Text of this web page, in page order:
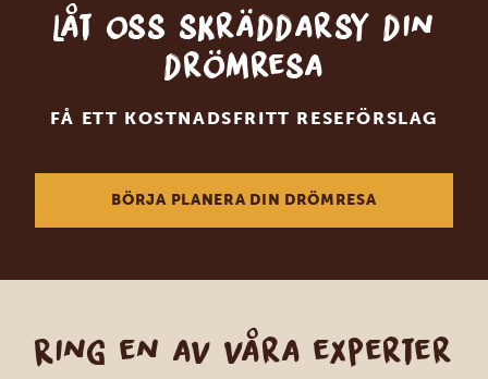
Låt oss skräddarsy din
drömresa
FÅ ETT KOSTNADSFRITT RESEFÖRSLAG
BÖRJA PLANERA DIN DRÖMRESA
Ring en av våra experter